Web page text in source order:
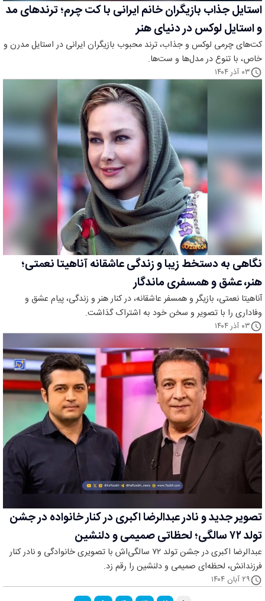
استایل جذاب بازیگران خانم ایرانی با کت چرم؛ ترندهای مد
و استایل لوکس در دنیای هنر
کت‌های چرمی لوکس و جذاب، ترند محبوب بازیگران ایرانی در استایل مدرن و
خاص، با تنوع در مدل‌ها و ست‌ها.
۰۳ آذر ۱۴۰۴
نگاهی به دستخط زیبا و زندگی عاشقانه آناهیتا نعمتی؛
هنر، عشق و همسفری ماندگار
آناهیتا نعمتی، بازیگر و همسفر عاشقانه، در کنار هنر و زندگی، پیام عشق و
وفاداری را با تصویر و سخن خود به اشتراک گذاشت.
۰۳ آذر ۱۴۰۴
تصویر جدید و نادر عبدالرضا اکبری در کنار خانواده در جشن
تولد ۷۲ سالگی؛ لحظاتی صمیمی و دلنشین
عبدالرضا اکبری در جشن تولد ۷۲ سالگی‌اش با تصویری خانوادگی و نادر کنار
فرزندانش، لحظه‌ای صمیمی و دلنشین را رقم زد.
۲۹ آبان ۱۴۰۴